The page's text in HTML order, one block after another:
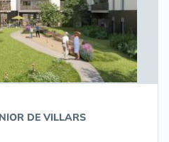
DE VILLARS